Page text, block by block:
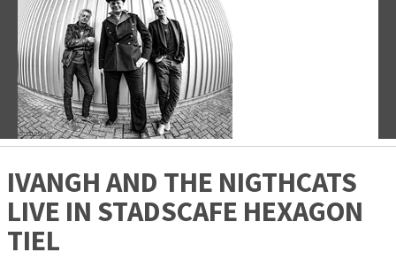
Vorige
IVANGH AND THE NIGTHCATS
LIVE IN STADSCAFE HEXAGON
TIEL